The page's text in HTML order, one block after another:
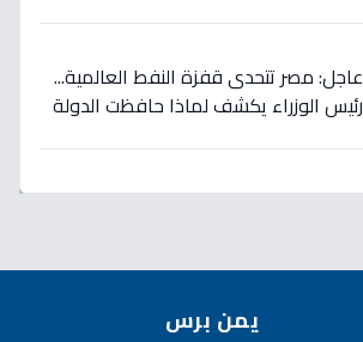
عاجل: مصر تتحدى قفزة النفط العالمية...
رئيس الوزراء يكشف لماذا حافظت الدولة
يمن برس